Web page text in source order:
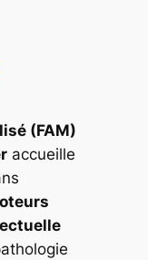
(FAM)
accueille